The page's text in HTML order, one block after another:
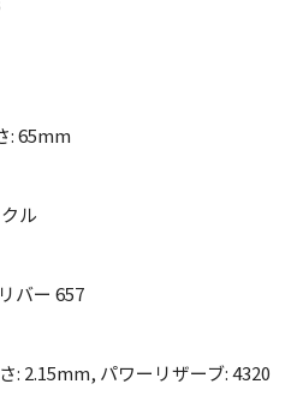
: 65mm
ル
バー 657
: 2.15mm, パワーリザーブ: 4320